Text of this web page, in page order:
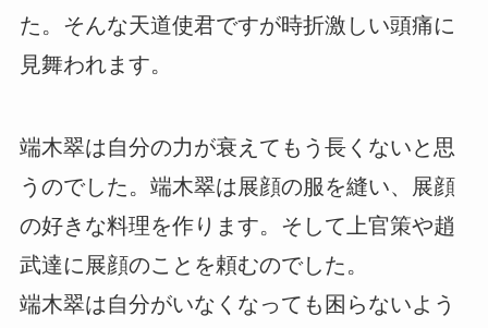
た。そんな天道使君ですが時折激しい頭痛に
見舞われます。
端木翠は自分の力が衰えてもう長くないと思
うのでした。端木翠は展顔の服を縫い、展顔
の好きな料理を作ります。そして上官策や趙
武達に展顔のことを頼むのでした。
端木翠は自分がいなくなっても困らないよう